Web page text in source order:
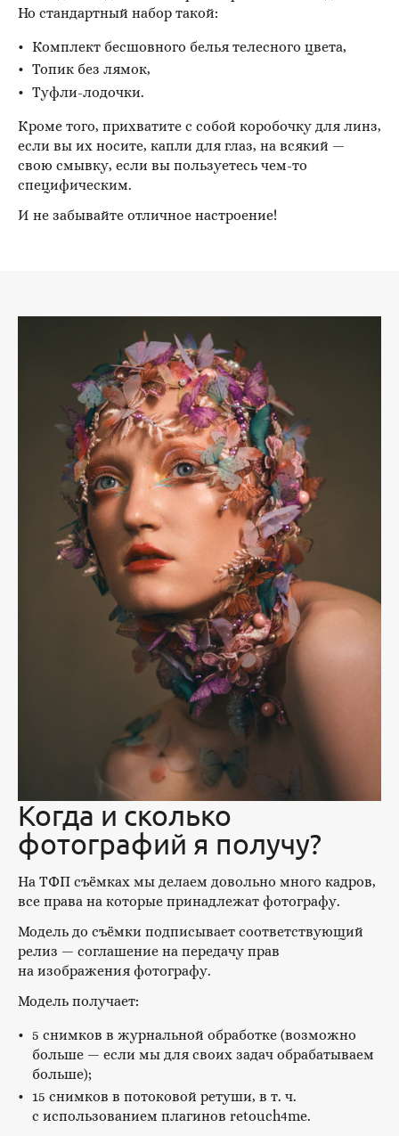
Но стандартный набор такой:
Комплект бесшовного белья телесного цвета,
Топик без лямок,
Туфли-лодочки.
Кроме того, прихватите с собой коробочку для линз,
если вы их носите, капли для глаз, на всякий —
свою смывку, если вы пользуетесь чем-то
специфическим.
И не забывайте отличное настроение!
Когда и сколько
фотографий я получу?
На ТФП съёмках мы делаем довольно много кадров,
все права на которые принадлежат фотографу.
Модель до съёмки подписывает соответствующий
релиз — соглашение на передачу прав
на изображения фотографу.
Модель получает:
5 снимков в журнальной обработке (возможно
больше — если мы для своих задач обрабатываем
больше);
15 снимков в потоковой ретуши, в т. ч.
с использованием плагинов retouch4me.